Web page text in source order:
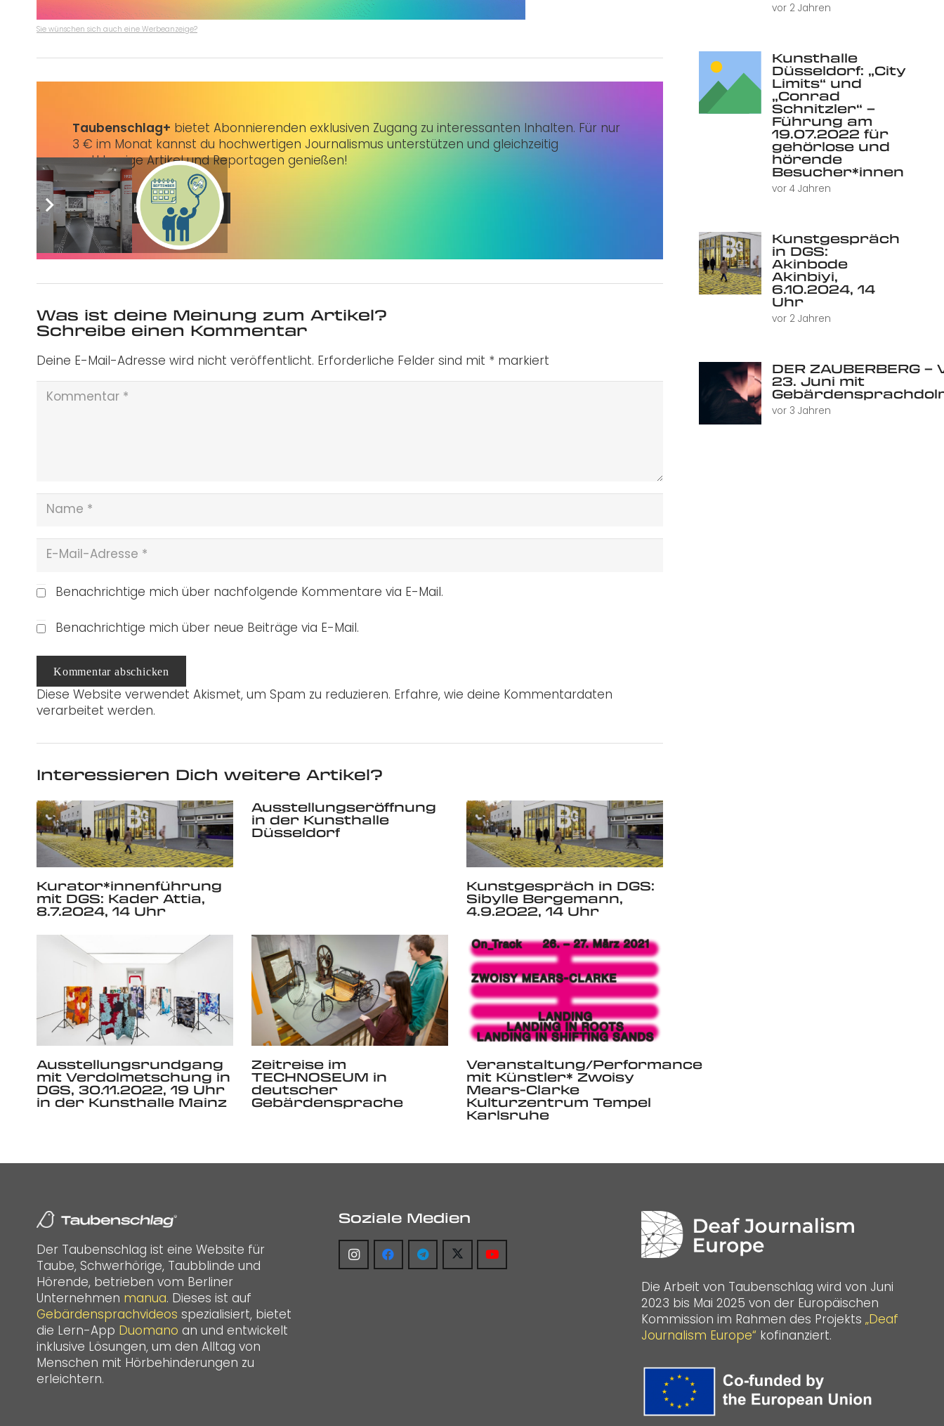
Sie wünschen sich auch eine Werbeanzeige?
Taubenschlag+ bietet Abonnierenden exklusiven Zugang zu interessanten Inhalten. Für nur
3 € im Monat kannst du hochwertigen Journalismus unterstützen und gleichzeitig
erstklassige Artikel und Reportagen genießen!
Jetzt abonnieren
Was ist deine Meinung zum Artikel?
Schreibe einen Kommentar
Deine E-Mail-Adresse wird nicht veröffentlicht. Erforderliche Felder sind mit * markiert
Benachrichtige mich über nachfolgende Kommentare via E-Mail.
Benachrichtige mich über neue Beiträge via E-Mail.
Kommentar abschicken
Diese Website verwendet Akismet, um Spam zu reduzieren. Erfahre, wie deine Kommentardaten
verarbeitet werden.
Interessieren Dich weitere Artikel?
Kurator*innenführung
mit DGS: Kader Attia,
8.7.2024, 14 Uhr
Ausstellungseröffnung
in der Kunsthalle
Düsseldorf
Kunstgespräch in DGS:
Sibylle Bergemann,
4.9.2022, 14 Uhr
Ausstellungsrundgang
mit Verdolmetschung in
DGS, 30.11.2022, 19 Uhr
in der Kunsthalle Mainz
Zeitreise im
TECHNOSEUM in
deutscher
Gebärdensprache
Veranstaltung/Performance
mit Künstler* Zwoisy
Mears-Clarke
Kulturzentrum Tempel
Karlsruhe
vor 2 Jahren
Kunsthalle
Düsseldorf: „City
Limits“ und
„Conrad
Schnitzler“ –
Führung am
19.07.2022 für
gehörlose und
hörende
Besucher*innen
vor 4 Jahren
Kunstgespräch
in DGS:
Akinbode
Akinbiyi,
6.10.2024, 14
Uhr
vor 2 Jahren
DER ZAUBERBERG
23. Juni mit
vor 3 Jahren
Der Taubenschlag ist eine Website für
Taube, Schwerhörige, Taubblinde und
Hörende, betrieben vom Berliner
Unternehmen manua. Dieses ist auf
Gebärdensprachvideos spezialisiert, bietet
die Lern-App Duomano an und entwickelt
inklusive Lösungen, um den Alltag von
Menschen mit Hörbehinderungen zu
erleichtern.
Soziale Medien
Die Arbeit von Taubenschlag wird von Juni
2023 bis Mai 2025 von der Europäischen
Kommission im Rahmen des Projekts „Deaf
Journalism Europe“ kofinanziert.